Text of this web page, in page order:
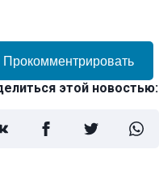
Прокомментрировать
этой новостью: